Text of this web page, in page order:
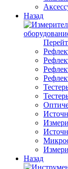
Назад
Назад